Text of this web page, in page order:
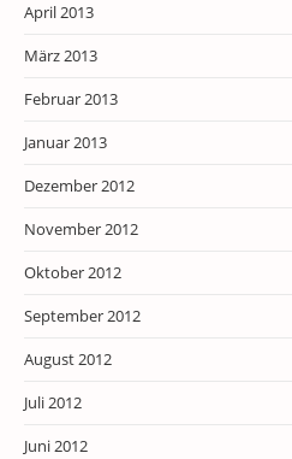
April 2013
März 2013
Februar 2013
Januar 2013
Dezember 2012
November 2012
Oktober 2012
September 2012
August 2012
Juli 2012
Juni 2012